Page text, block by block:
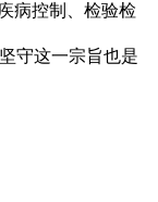
病控制、检验检
守这一宗旨也是